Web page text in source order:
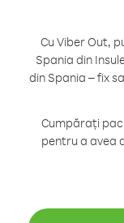
Cu Viber Out,
Spania din
din Spania – fix
Cumpărați
pentru a avea